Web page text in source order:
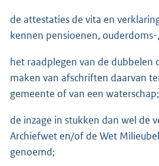
de attestaties de vita en
kennen pensioenen,
het raadplegen van de dubbelen
maken van afschriften daarvan
gemeente of van een waterschap;
de inzage in stukken dan wel de
Archiefwet en/of de Wet
genoemd;